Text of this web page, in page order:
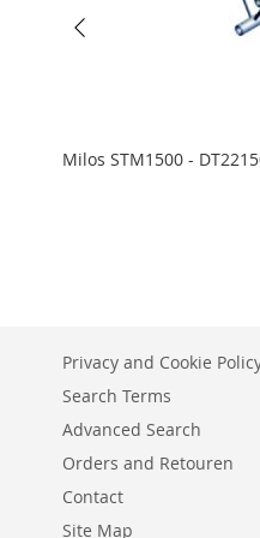
Milos STM1500 -
Privacy and Cookie
Search Terms
Advanced Search
Orders and Retouren
Contact
Site Map